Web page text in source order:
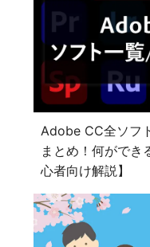
Adobe CC全ソフ
まとめ！何ができ
心者向け解説】